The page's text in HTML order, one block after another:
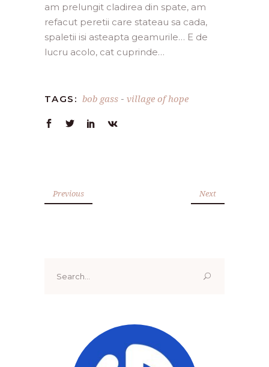
am prelungit cladirea din spate, am
refacut peretii care stateau sa cada,
spaletii isi asteapta geamurile… E de
lucru acolo, cat cuprinde…
TAGS: bob gass - village of hope
Previous Next
for: